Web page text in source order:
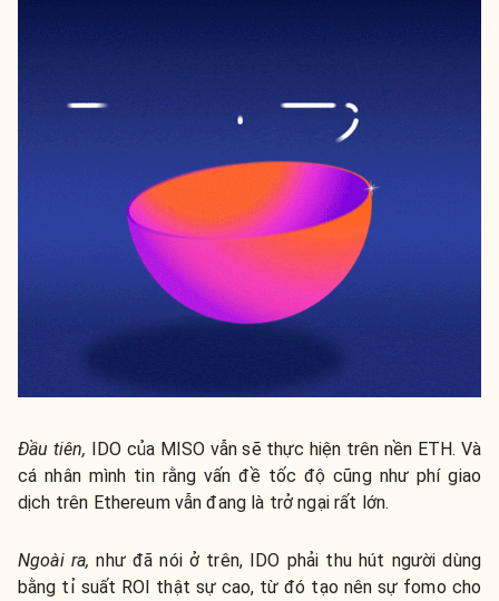
Đầu tiên, IDO của MISO vẫn sẽ thực hiện trên nền ETH. Và
cá nhân mình tin rằng vấn đề tốc độ cũng như phí giao
dịch trên Ethereum vẫn đang là trở ngại rất lớn.
Ngoài ra, như đã nói ở trên, IDO phải thu hút người dùng
bằng tỉ suất ROI thật sự cao, từ đó tạo nên sự fomo cho